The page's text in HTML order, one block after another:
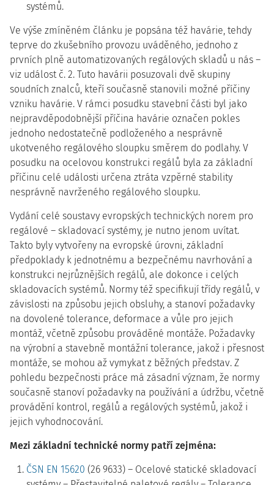
systémů.
Ve výše zmíněném článku je popsána též havárie, tehdy
teprve do zkušebního provozu uváděného, jednoho z
prvních plně automatizovaných regálových skladů u nás –
viz událost č. 2. Tuto havárii posuzovali dvě skupiny
soudních znalců, kteří současně stanovili možné příčiny
vzniku havárie. V rámci posudku stavební části byl jako
nejpravděpodobnější příčina havárie označen pokles
jednoho nedostatečně podloženého a nesprávně
ukotveného regálového sloupku směrem do podlahy. V
posudku na ocelovou konstrukci regálů byla za základní
příčinu celé události určena ztráta vzpěrné stability
nesprávně navrženého regálového sloupku.
Vydání celé soustavy evropských technických norem pro
regálové – skladovací systémy, je nutno jenom uvítat.
Takto byly vytvořeny na evropské úrovni, základní
předpoklady k jednotnému a bezpečnému navrhování a
konstrukci nejrůznějších regálů, ale dokonce i celých
skladovacích systémů. Normy též specifikují třídy regálů, v
závislosti na způsobu jejich obsluhy, a stanoví požadavky
na dovolené tolerance, deformace a vůle pro jejich
montáž, včetně způsobu prováděné montáže. Požadavky
na výrobní a stavebně montážní tolerance, jakož i přesnost
montáže, se mohou až vymykat z běžných představ. Z
pohledu bezpečnosti práce má zásadní význam, že normy
současně stanoví požadavky na používání a údržbu, včetně
provádění kontrol, regálů a regálových systémů, jakož i
jejich vyhodnocování.
Mezi základní technické normy patří zejména:
ČSN EN 15620 (26 9633) – Ocelové statické skladovací